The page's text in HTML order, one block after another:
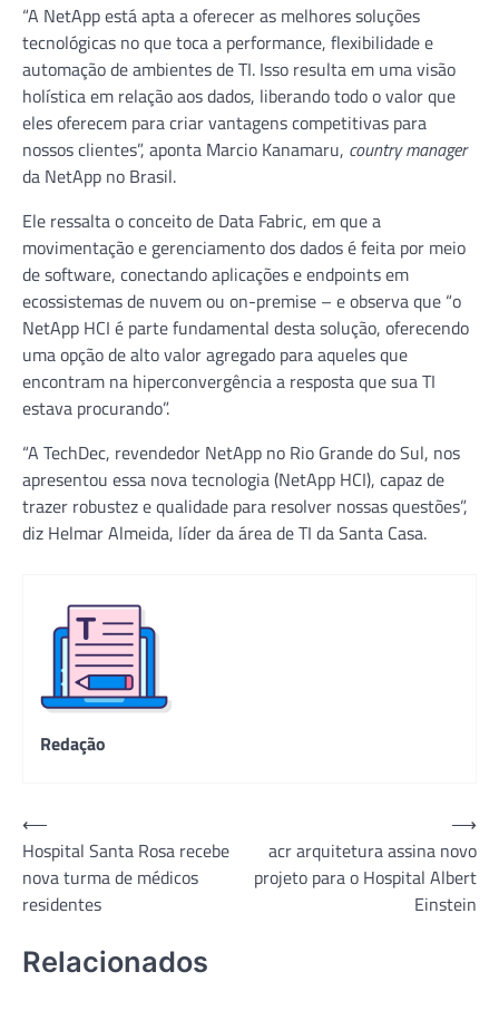
“A NetApp está apta a oferecer as melhores soluções
tecnológicas no que toca a performance, flexibilidade e
automação de ambientes de TI. Isso resulta em uma visão
holística em relação aos dados, liberando todo o valor que
eles oferecem para criar vantagens competitivas para
nossos clientes”, aponta Marcio Kanamaru, country manager
da NetApp no Brasil.
Ele ressalta o conceito de Data Fabric, em que a
movimentação e gerenciamento dos dados é feita por meio
de software, conectando aplicações e endpoints em
ecossistemas de nuvem ou on-premise – e observa que “o
NetApp HCI é parte fundamental desta solução, oferecendo
uma opção de alto valor agregado para aqueles que
encontram na hiperconvergência a resposta que sua TI
estava procurando”.
“A TechDec, revendedor NetApp no Rio Grande do Sul, nos
apresentou essa nova tecnologia (NetApp HCI), capaz de
trazer robustez e qualidade para resolver nossas questões”,
diz Helmar Almeida, líder da área de TI da Santa Casa.
Redação
Navegação
de
Post
⟵
Hospital Santa Rosa recebe
nova turma de médicos
residentes
acr arquitetura assina novo
projeto para o Hospital Albert
Einstein
⟶
Relacionados